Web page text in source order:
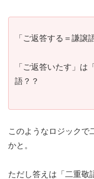
「ご返答する＝謙譲
「ご返答いたす」は
語？？
このようなロジックで
かと。
ただし答えは「二重敬